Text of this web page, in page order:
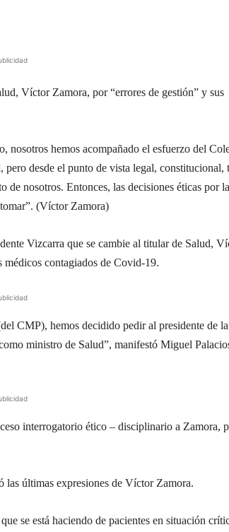
Víctor Zamora, por “errores de gestión” y sus
nosotros hemos acompañado el esfuerzo del
desde el punto de vista legal, constitucional,
de nosotros. Entonces, las decisiones éticas por
(Víctor Zamora)
Vizcarra que se cambie al titular de Salud,
médicos contagiados de Covid-19.
CMP), hemos decidido pedir al presidente de la
ministro de Salud”, manifestó Miguel
interrogatorio ético – disciplinario a Zamora,
las últimas expresiones de Víctor Zamora.
se está haciendo de pacientes en situación